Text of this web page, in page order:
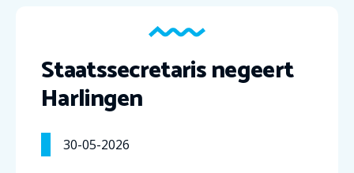
Staatssecretaris negeert
Harlingen
30-05-2026